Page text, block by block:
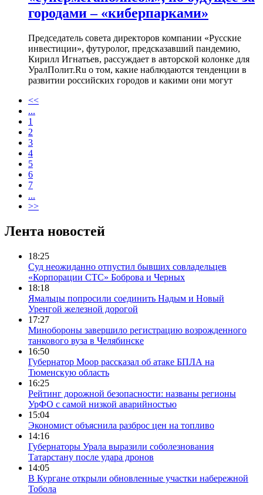
городами – «киберпарками»
Председатель совета директоров компании «Русские
инвестиции», футуролог, предсказавший пандемию,
Кирилл Игнатьев, рассуждает в авторской колонке для
УралПолит.Ru о том, какие наблюдаются тенденции в
развитии российских городов и какими они могут
<<
...
1
2
3
4
5
6
7
...
>>
Лента новостей
18:25
Суд неожиданно отпустил бывших совладельцев
«Корпорации СТС» Боброва и Черных
18:18
Ямальцы попросили соединить Надым и Новый
Уренгой железной дорогой
17:27
Минобороны завершило регистрацию возрожденного
танкового вуза в Челябинске
16:50
Губернатор Моор рассказал об атаке БПЛА на
Тюменскую область
16:25
Рейтинг дорожной безопасности: названы регионы
УрФО с самой низкой аварийностью
15:04
Экономист объяснила разброс цен на топливо
14:16
Губернаторы Урала выразили соболезнования
Татарстану после удара дронов
14:05
В Кургане открыли обновленные участки набережной
Тобола